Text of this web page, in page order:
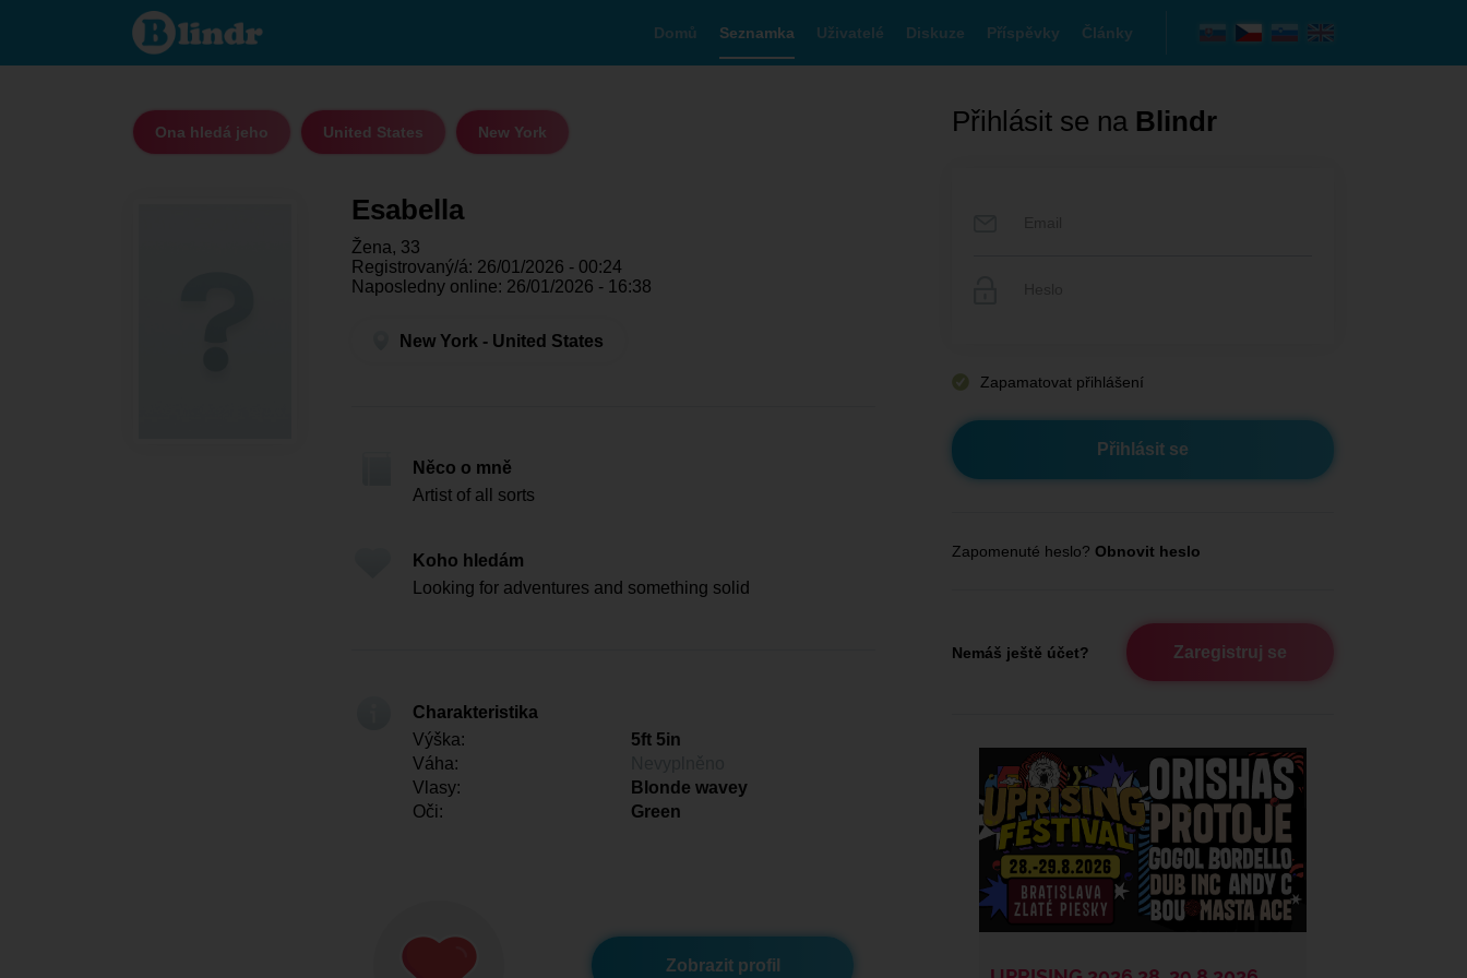
Esabella
- Ona
hledá
Domů Seznamka Uživatelé Diskuze Příspěvky Články
Ona hledá jeho United States New York
Esabella
Žena, 33
Registrovaný/á: 26/01/2026 - 00:24
Naposledny online: 26/01/2026 - 16:38
New York - United States
Něco o mně
Artist of all sorts
Koho hledám
Looking for adventures and something solid
Charakteristika
Výška:
5ft 5in
Váha:
Vlasy:
Blonde wavey
Oči:
Green
Zobrazit profil
Přihlásit se na Blindr
Zapamatovat přihlášení
Zapomenuté heslo? Obnovit heslo
Nemáš ještě účet? Zaregistruj se